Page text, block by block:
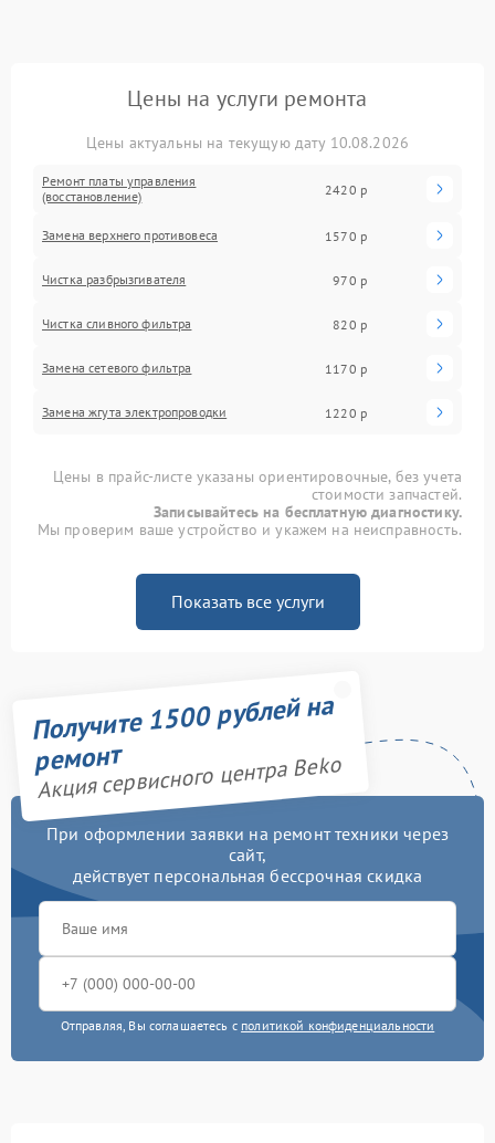
Цены на услуги ремонта
Цены актуальны на текущую дату 10.08.2026
Ремонт платы управления
(восстановление)
2420 р
Замена верхнего противовеса 1570 р
Чистка разбрызгивателя 970 р
Чистка сливного фильтра 820 р
Замена сетевого фильтра 1170 р
Замена жгута электропроводки 1220 р
Цены в прайс-листе указаны ориентировочные, без учета
стоимости запчастей.
Записывайтесь на бесплатную диагностику.
Мы проверим ваше устройство и укажем на неисправность.
Показать все услуги
Получите 1500 рублей на
ремонт
Акция сервисного центра Beko
При оформлении заявки на ремонт техники через
сайт,
действует персональная бессрочная скидка
Отправляя, Вы соглашаетесь с политикой конфиденциальности